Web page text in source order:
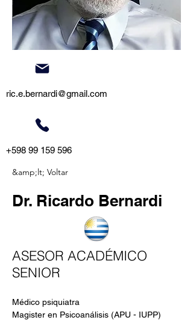
ric.e.bernardi@gmail.com
+598 99 159 596
&amp;lt; Voltar
Dr. Ricardo Bernardi
ASESOR ACADÉMICO
SENIOR
Médico psiquiatra
Magister en Psicoanálisis (APU - IUPP)